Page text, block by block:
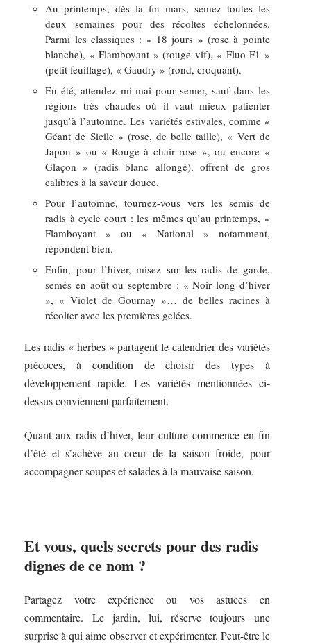
Au printemps, dès la fin mars, semez toutes les
deux semaines pour des récoltes échelonnées.
Parmi les classiques : « 18 jours » (rose à pointe
blanche), « Flamboyant » (rouge vif), « Fluo F1 »
(petit feuillage), « Gaudry » (rond, croquant).
En été, attendez mi-mai pour semer, sauf dans les
régions très chaudes où il vaut mieux patienter
jusqu’à l’automne. Les variétés estivales, comme «
Géant de Sicile » (rose, de belle taille), « Vert de
Japon » ou « Rouge à chair rose », ou encore «
Glaçon » (radis blanc allongé), offrent de gros
calibres à la saveur douce.
Pour l’automne, tournez-vous vers les semis de
radis à cycle court : les mêmes qu’au printemps, «
Flamboyant » ou « National » notamment,
répondent bien.
Enfin, pour l’hiver, misez sur les radis de garde,
semés en août ou septembre : « Noir long d’hiver
», « Violet de Gournay »… de belles racines à
récolter avec les premières gelées.
Les radis « herbes » partagent le calendrier des variétés
précoces, à condition de choisir des types à
développement rapide. Les variétés mentionnées ci-
dessus conviennent parfaitement.
Quant aux radis d’hiver, leur culture commence en fin
d’été et s’achève au cœur de la saison froide, pour
accompagner soupes et salades à la mauvaise saison.
Et vous, quels secrets pour des radis
dignes de ce nom ?
Partagez votre expérience ou vos astuces en
commentaire. Le jardin, lui, réserve toujours une
surprise à qui aime observer et expérimenter. Peut-être le